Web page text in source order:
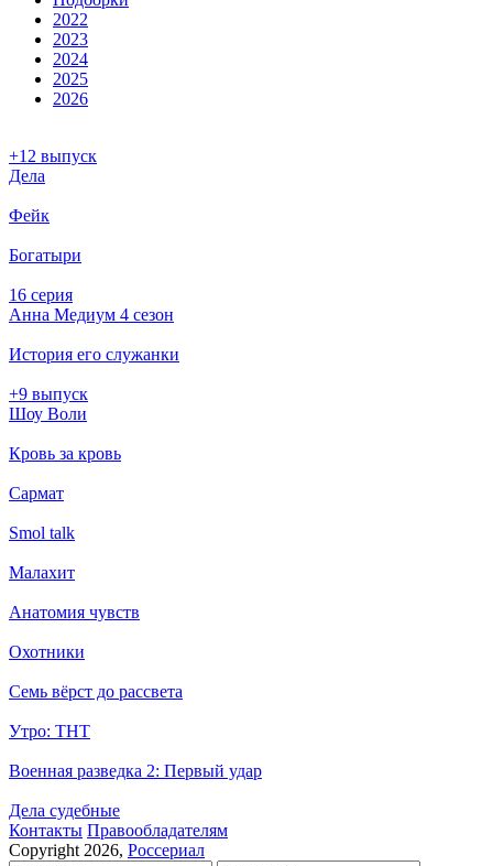
2022
2023
2024
2025
2026
+12 выпуск
Дела
Фейк
Богатыри
16 серия
Анна Медиум 4 сезон
История его служанки
+9 выпуск
Шоу Воли
Кровь за кровь
Сармат
Smol talk
Малахит
Анатомия чувств
Охотники
Семь вёрст до рассвета
Утро: ТНТ
Военная разведка 2: Первый удар
Дела судебные
Кон­так­ты Пра­во­об­ла­да­те­лям
Copyright 2026, Россериал